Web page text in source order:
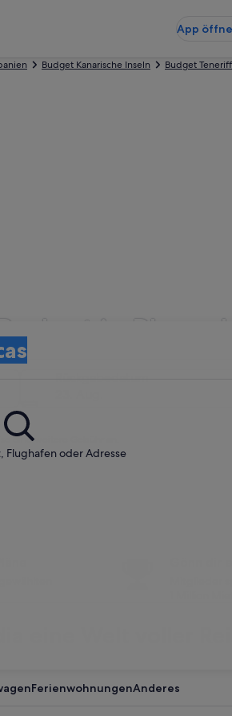
App
Budget Kanarische Inseln Budget
in Playa
Flughafen oder Adresse
eine weitere Gebühr an.
Gönn dir
Mitglieder
1 Million
eine Welt voller
FerienwohnungenAnderes